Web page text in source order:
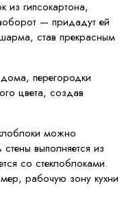
из гипсокартона,
— придадут ей
став прекрасным
перегородки
цвета, создав
можно
выполняется из
со стеклоблоками.
рабочую зону кухни